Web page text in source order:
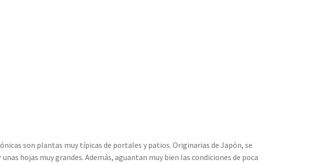
son plantas muy típicas de portales y patios. Originarias de Japón, se
hojas muy grandes. Además, aguantan muy bien las condiciones de poca